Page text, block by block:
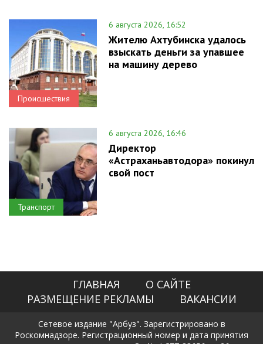
Происшествия
6 августа 2026, 16:52
Жителю Ахтубинска удалось
взыскать деньги за упавшее
на машину дерево
Транспорт
6 августа 2026, 16:46
Директор
«Астраханьавтодора» покинул
свой пост
ГЛАВНАЯ
О САЙТЕ
РАЗМЕЩЕНИЕ РЕКЛАМЫ
ВАКАНСИИ
Сетевое издание "Арбуз". Зарегистрировано в
Роскомнадзоре. Регистрационный номер и дата принятия